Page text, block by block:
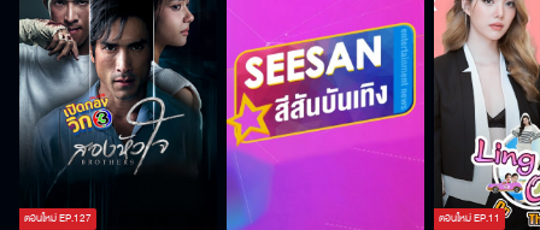
ตอนใหม่EP.127 ตอนใหม่EP.11